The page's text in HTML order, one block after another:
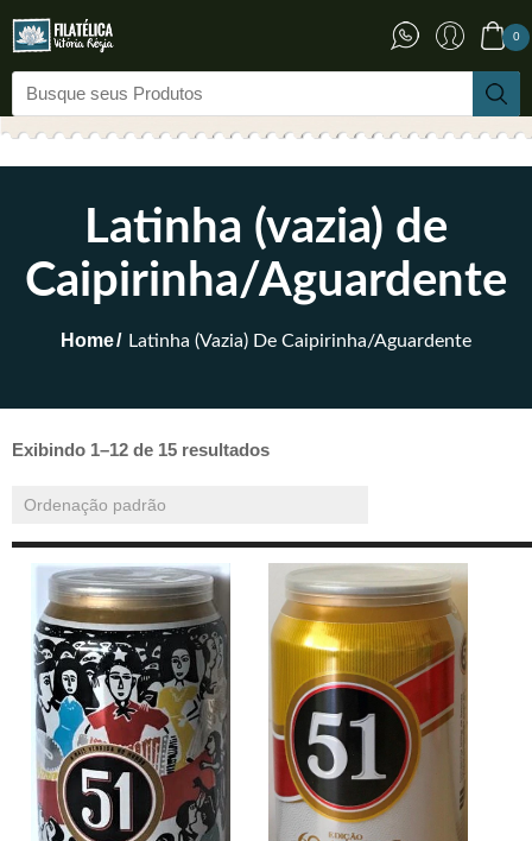
0
Latinha (vazia) de
Caipirinha/Aguardente
Home Latinha (vazia) De Caipirinha/Aguardente
Exibindo 1–12 de 15 resultados